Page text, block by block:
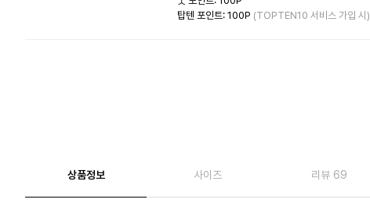
탑텐 포인트: 100P (TOPTEN10 서비스 가입 시)
상품정보 사이즈 리뷰 69